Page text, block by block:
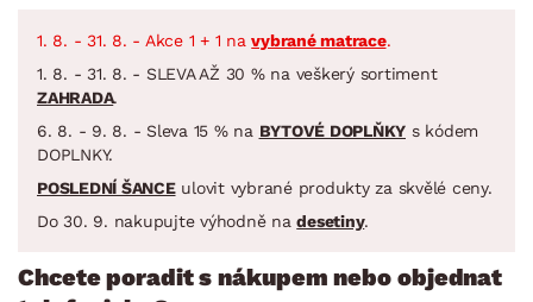
1. 8. - 31. 8. - Akce 1 + 1 navybrané matrace.
1. 8. - 31. 8. - SLEVA AŽ 30 % na veškerý sortiment
ZAHRADA.
6. 8. - 9. 8. - Sleva 15 % na BYTOVÉ DOPLŇKY s kódem
DOPLNKY.
POSLEDNÍ ŠANCEulovit vybrané produkty za skvělé ceny.
Do 30. 9. nakupujte výhodně nadesetiny.
Chcete poradit s nákupem nebo objednat